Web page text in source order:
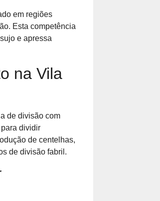
em regiões
Esta competência
e apressa
na Vila
de divisão com
dividir
de centelhas,
de divisão fabril.